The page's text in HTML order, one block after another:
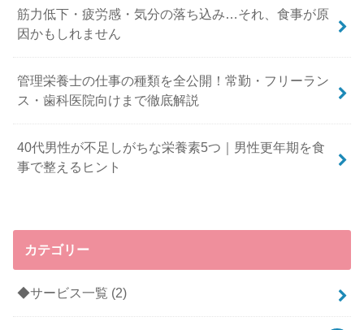
筋力低下・疲労感・気分の落ち込み…それ、食事が原
因かもしれません
管理栄養士の仕事の種類を全公開！常勤・フリーラン
ス・歯科医院向けまで徹底解説
40代男性が不足しがちな栄養素5つ｜男性更年期を食
事で整えるヒント
カテゴリー
◆サービス一覧 (2)